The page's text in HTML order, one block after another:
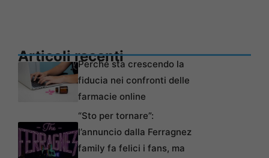
Articoli recentiPerché sta crescendo la
fiducia nei confronti delle
farmacie online
“Sto per tornare”:
l’annuncio dalla Ferragnez
family fa felici i fans, ma